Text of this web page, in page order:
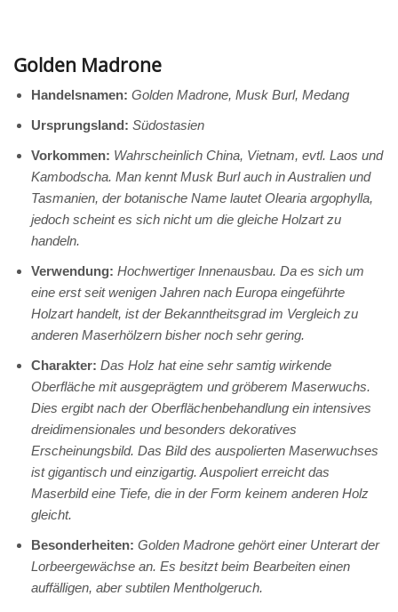
Golden Madrone
Handelsnamen: Golden Madrone, Musk Burl, Medang
Ursprungsland: Südostasien
Vorkommen: Wahrscheinlich China, Vietnam, evtl. Laos und
Kambodscha. Man kennt Musk Burl auch in Australien und
Tasmanien, der botanische Name lautet Olearia argophylla,
jedoch scheint es sich nicht um die gleiche Holzart zu
handeln.
Verwendung: Hochwertiger Innenausbau. Da es sich um
eine erst seit wenigen Jahren nach Europa eingeführte
Holzart handelt, ist der Bekanntheitsgrad im Vergleich zu
anderen Maserhölzern bisher noch sehr gering.
Charakter: Das Holz hat eine sehr samtig wirkende
Oberfläche mit ausgeprägtem und gröberem Maserwuchs.
Dies ergibt nach der Oberflächenbehandlung ein intensives
dreidimensionales und besonders dekoratives
Erscheinungsbild. Das Bild des auspolierten Maserwuchses
ist gigantisch und einzigartig. Auspoliert erreicht das
Maserbild eine Tiefe, die in der Form keinem anderen Holz
gleicht.
Besonderheiten: Golden Madrone gehört einer Unterart der
Lorbeergewächse an. Es besitzt beim Bearbeiten einen
auffälligen, aber subtilen Mentholgeruch.